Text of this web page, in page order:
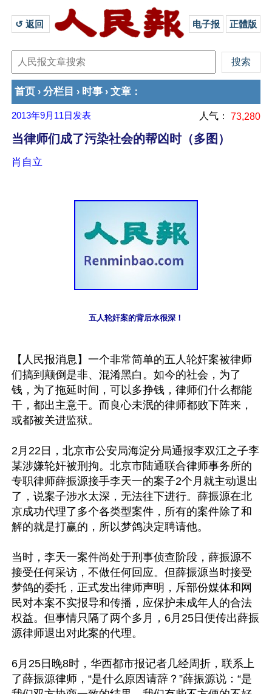
↺ 返回 电子报 正體版
首页 › 分栏目 › 时事 › 文章 ：
2013年9月11日 发表 人气： 73,280
当律师们成了污染社会的帮凶时（多图）
肖自立
五人轮奸案的背后水很深！
【人民报消息】一个非常简单的五人轮奸案被律师
们搞到颠倒是非、混淆黑白。如今的社会，为了
钱，为了拖延时间，可以多挣钱，律师们什么都能
干，都出主意干。而良心未泯的律师都败下阵来，
或都被关进监狱。
2月22日，北京市公安局海淀分局通报李双江之子李
某涉嫌轮奸被刑拘。北京市陆通联合律师事务所的
专职律师薛振源接手李天一的案子2个月就主动退出
了，说案子涉水太深，无法往下进行。薛振源在北
京成功代理了多个各类型案件，所有的案件除了和
解的就是打赢的，所以梦鸽决定聘请他。
当时，李天一案件尚处于刑事侦查阶段，薛振源不
接受任何采访，不做任何回应。但薛振源当时接受
梦鸽的委托，正式发出律师声明，斥部份媒体和网
民对本案不实报导和传播，应保护未成年人的合法
权益。但事情只隔了两个多月，6月25日便传出薛振
源律师退出对此案的代理。
6月25日晚8时，华西都市报记者几经周折，联系上
了薛振源律师，“是什么原因请辞？”薛振源说：“是